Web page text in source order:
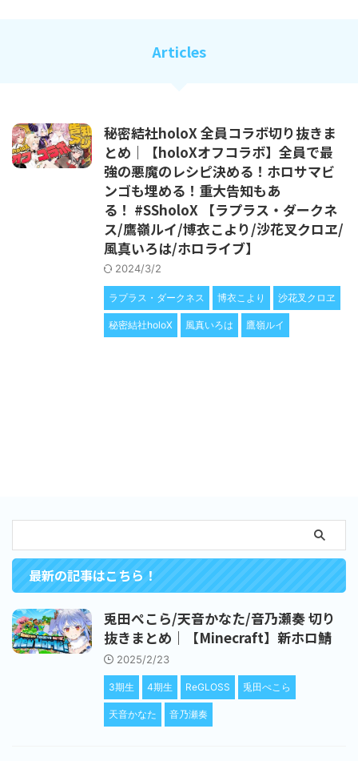
Articles
秘密結社holoX 全員コラボ切り抜きま
とめ｜【holoXオフコラボ】全員で最
強の悪魔のレシピ決める！ホロサマビ
ンゴも埋める！重大告知もあ
る！ #SSholoX 【ラプラス・ダークネ
ス/鷹嶺ルイ/博衣こより/沙花叉クロヱ/
風真いろは/ホロライブ】
2024/3/2
ラプラス・ダークネス 博衣こより 沙花叉クロヱ
秘密結社holoX 風真いろは 鷹嶺ルイ
最新の記事はこちら！
兎田ぺこら/天音かなた/音乃瀬奏 切り
抜きまとめ｜【Minecraft】新ホロ鯖
2025/2/23
3期生 4期生 ReGLOSS 兎田ぺこら
天音かなた 音乃瀬奏